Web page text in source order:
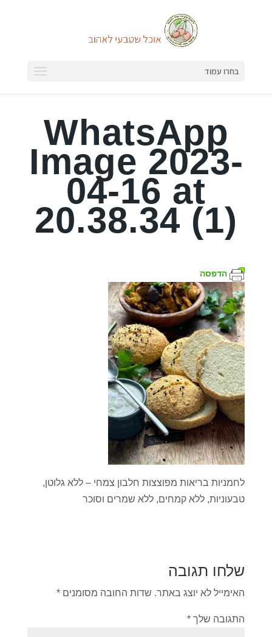
בחרו עמוד
WhatsApp
Image 2023-
04-16 at
20.38.34 (1)
הדפסה
לחמניות בריאות מפוצצות חלבון צמחי – ללא גלוטן,
טבעוניות, ללא קמחים, ללא שמרים וסוכר
שלחו תגובה
האימייל לא יוצג באתר. שדות החובה מסומנים *
התגובה שלך *